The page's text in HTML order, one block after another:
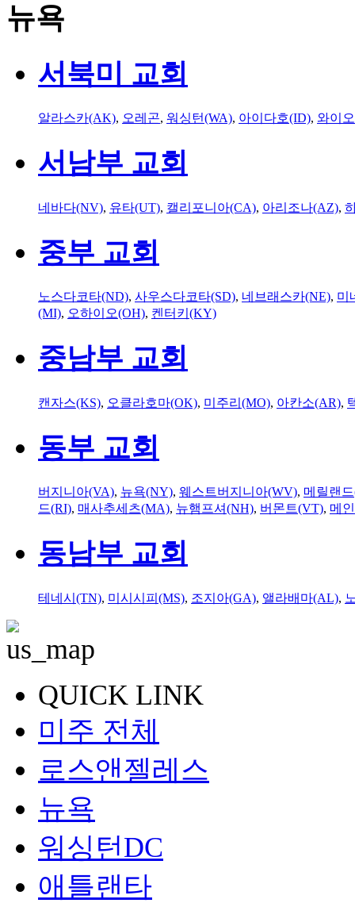
뉴욕
서북미 교회
알라스카(AK), 오레곤, 워싱턴(WA), 아이다호(ID), 와이
서남부 교회
네바다(NV), 유타(UT), 캘리포니아(CA), 아리조나(AZ),
중부 교회
노스다코타(ND), 사우스다코타(SD), 네브래스카(NE), 미
(MI), 오하이오(OH), 켄터키(KY)
중남부 교회
캔자스(KS), 오클라호마(OK), 미주리(MO), 아칸소(AR),
동부 교회
버지니아(VA), 뉴욕(NY), 웨스트버지니아(WV), 메릴랜
드(RI), 매사추세츠(MA), 뉴햄프셔(NH), 버몬트(VT), 메
동남부 교회
테네시(TN), 미시시피(MS), 조지아(GA), 앨라배마(AL),
QUICK LINK
미주 전체
로스앤젤레스
뉴욕
워싱턴DC
애틀랜타